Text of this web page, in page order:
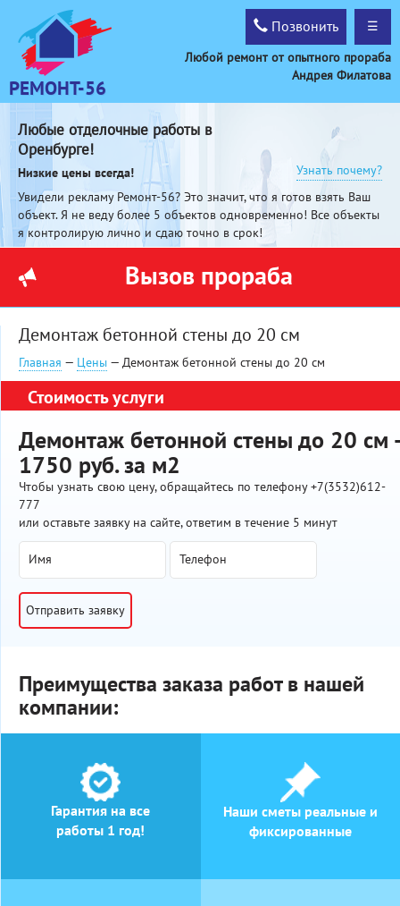
Позвонить ☰
РЕМОНТ-56
Любой ремонт от опытного прораба
Андрея Филатова
Любые отделочные работы в
Оренбурге!
Низкие цены всегда!
Узнать почему?
Увидели рекламу Ремонт-56? Это значит, что я готов взять Ваш
объект. Я не веду более 5 объектов одновременно! Все объекты
я контролирую лично и сдаю точно в срок!
Вызов прораба
Демонтаж бетонной стены до 20 см
Главная — Цены — Демонтаж бетонной стены до 20 см
Стоимость услуги
Демонтаж бетонной стены до 20 см -
1750 руб. за м2
Чтобы узнать свою цену, обращайтесь по телефону +7(3532)612-
777
или оставьте заявку на сайте, ответим в течение 5 минут
Отправить заявку
Преимущества заказа работ в нашей
компании:
Гарантия на все
работы 1 год!
Наши сметы реальные и
фиксированные